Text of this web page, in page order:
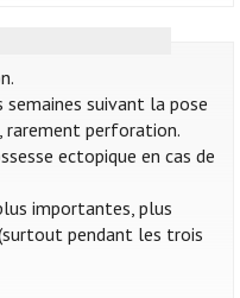
suivant la pose
rarement perforation.
ectopique en cas de
importantes, plus
pendant les trois